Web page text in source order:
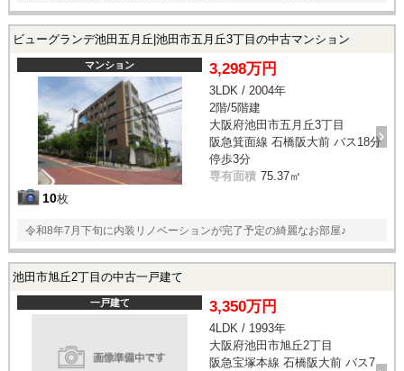
ビューグランデ池田五月丘|池田市五月丘3丁目の中古マンション
マンション
10枚
3,298万円
3LDK / 2004年
2階/5階建
大阪府池田市五月丘3丁目
阪急箕面線 石橋阪大前 バス18分
停歩3分
専有面積 75.37㎡
令和8年7月下旬に内装リノベーションが完了予定の綺麗なお部屋♪
池田市旭丘2丁目の中古一戸建て
一戸建て 3,350万円
4LDK / 1993年
大阪府池田市旭丘2丁目
阪急宝塚本線 石橋阪大前 バス7